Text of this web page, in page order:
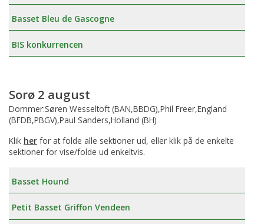
Basset Bleu de Gascogne
BIS konkurrencen
Sorø 2 august
Dommer:Søren Wesseltoft (BAN,BBDG),Phil Freer,England
(BFDB,PBGV),Paul Sanders,Holland (BH)
Klik her for at folde alle sektioner ud, eller klik på de enkelte
sektioner for vise/folde ud enkeltvis.
Basset Hound
Petit Basset Griffon Vendeen